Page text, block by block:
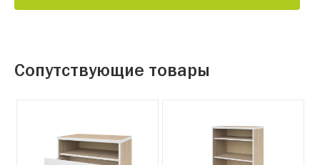
Сопутствующие товары